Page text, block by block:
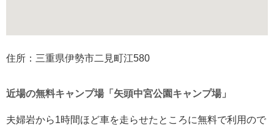
住所：三重県伊勢市二見町江580
近場の無料キャンプ場「矢頭中宮公園キャンプ場」
夫婦岩から1時間ほど車を走らせたところに無料で利用ので